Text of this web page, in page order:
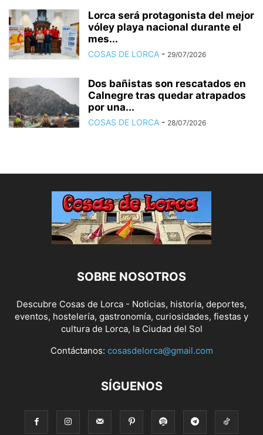
Lorca será protagonista del mejor
vóley playa nacional durante el
mes...
COSAS DE LORCA - 29/07/2026
Dos bañistas son rescatados en
Calnegre tras quedar atrapados
por una...
COSAS DE LORCA - 28/07/2026
SOBRE NOSOTROS
Descubre Cosas de Lorca - Noticias, historia, deportes,
eventos, hostelería, gastronomía, curiosidades, fiestas y
cultura de Lorca, la Ciudad del Sol
Contáctanos: cosasdelorca@gmail.com
SÍGUENOS